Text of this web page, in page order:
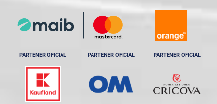
PARTENER OFICIAL PARTENER OFICIAL PARTENER OFICIAL